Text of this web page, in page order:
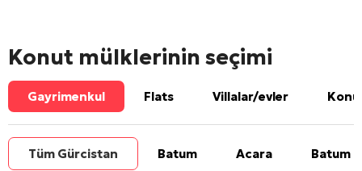
Konut mülklerinin seçimi
Gayrimenkul Flats Villalar/evler
Tüm Gürcistan Batum Acara Batum